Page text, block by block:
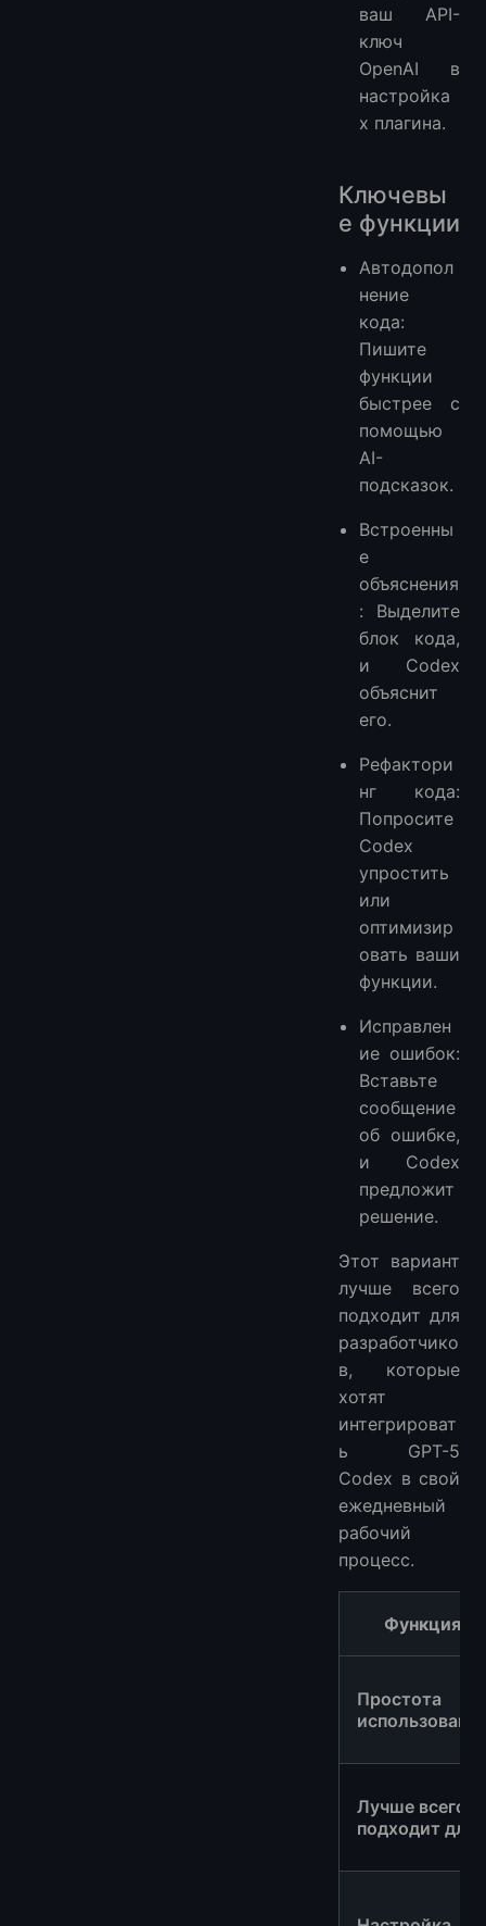
ваш API-
ключ
OpenAI в
настройка
х плагина.
Ключевы
е функции
Автодопол
нение
кода:
Пишите
функции
быстрее с
помощью
AI-
подсказок.
Встроенны
е
объяснения
: Выделите
блок кода,
и Codex
объяснит
его.
Рефактори
нг кода:
Попросите
Codex
упростить
или
оптимизир
овать ваши
функции.
Исправлен
ие ошибок:
Вставьте
сообщение
об ошибке,
и Codex
предложит
решение.
Этот вариант
лучше всего
подходит для
разработчико
в, которые
хотят
интегрироват
ь GPT-5
Codex в свой
ежедневный
рабочий
процесс.
Функция
Простота
Лучше всего
подходит для